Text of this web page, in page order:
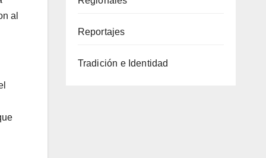
al
Reportajes
Tradición e Identidad